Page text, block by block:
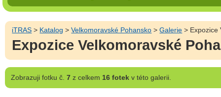
iTRAS > Katalog >Velkomoravské Pohansko >Galerie > Expozice
Expozice Velkomoravské
Zobrazujifotku č. 7z celkem 16 fotekv této galerii.